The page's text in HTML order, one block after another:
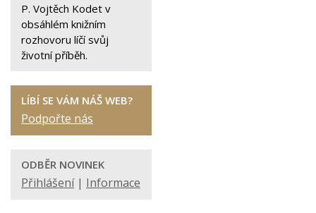
P. Vojtěch Kodet v
obsáhlém knižním
rozhovoru líčí svůj
životní příběh.
LÍBÍ SE VÁM NÁŠ WEB?
Podpořte nás
ODBĚR NOVINEK
Přihlášení| Informace